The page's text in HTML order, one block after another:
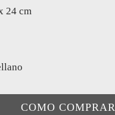
24 cm
COMO COMPRAR